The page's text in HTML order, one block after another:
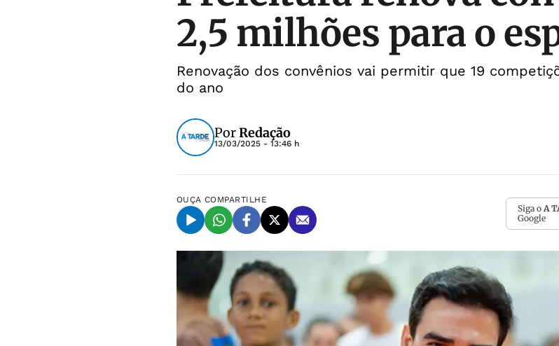
2,5 milhões para o
Renovação dos convênios vai permitir que 19
do ano
PorRedação
13/03/2025 - 13:46 h
OUÇA COMPARTILHE
Siga o A
Google